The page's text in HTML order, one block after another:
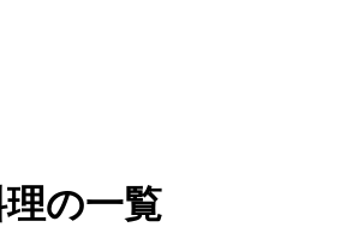
の一覧